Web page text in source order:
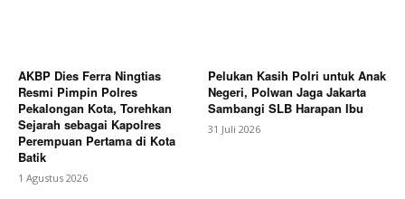
AKBP Dies Ferra Ningtias
Resmi Pimpin Polres
Pekalongan Kota, Torehkan
Sejarah sebagai Kapolres
Perempuan Pertama di Kota
Batik
1 Agustus 2026
Pelukan Kasih Polri untuk Anak
Negeri, Polwan Jaga Jakarta
Sambangi SLB Harapan Ibu
31 Juli 2026